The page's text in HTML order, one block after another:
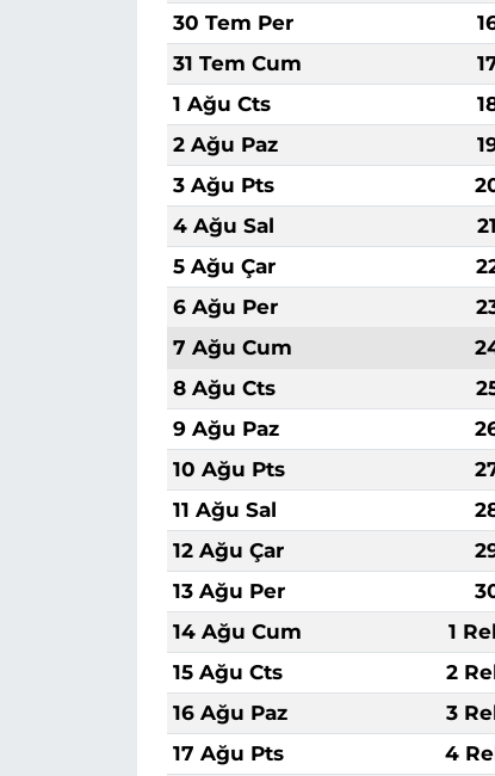
30 Tem Per
31 Tem Cum
1 Ağu Cts
2 Ağu Paz
3 Ağu Pts
4 Ağu Sal
5 Ağu Çar
6 Ağu Per
7 Ağu Cum
8 Ağu Cts
9 Ağu Paz
10 Ağu Pts
11 Ağu Sal
12 Ağu Çar
13 Ağu Per
14 Ağu Cum
1
15 Ağu Cts
2
16 Ağu Paz
3
17 Ağu Pts
4